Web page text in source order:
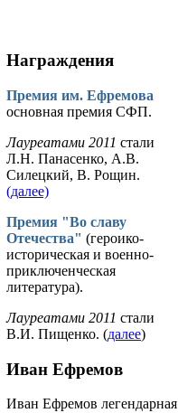
Награждения
Премия им. Ефремова
основная премия СФП.
Лауреатами 2011 стали
Л.Н. Панасенко, А.В.
Силецкий, В. Рощин.
(далее)
Премия "Во славу
Отечества" (героико-
историческая и военно-
приключенческая
литература).
Лауреатами 2011 стали
В.И. Пищенко. (далее)
Иван Ефремов
Иван Ефремов легендарная